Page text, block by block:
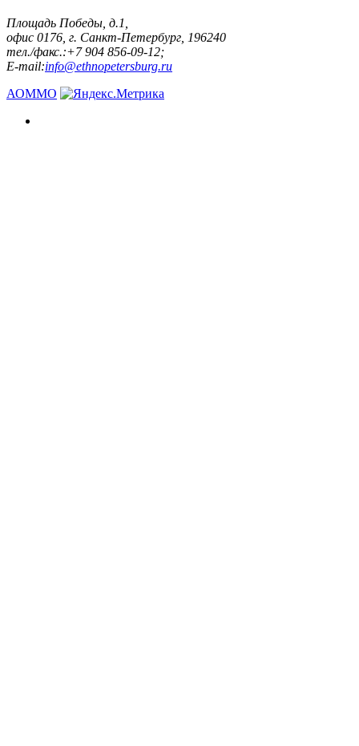
Площадь Победы, д.1,
офис 0176, г. Санкт-Петербург, 196240
тел./факс.:+7 904 856-09-12;
E-mail:info@ethnopetersburg.ru
АОММО